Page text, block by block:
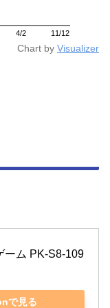
4/2 11/12
Chart by Visualizer
ーム PK-S8-109
で見る